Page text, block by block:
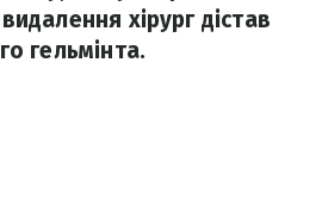
видалення хірург дістав
гельмінта.